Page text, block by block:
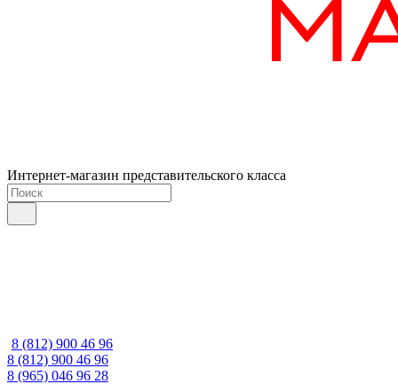
Интернет-магазин представительского класса
8 (812) 900 46 96
8 (812) 900 46 96
8 (965) 046 96 28